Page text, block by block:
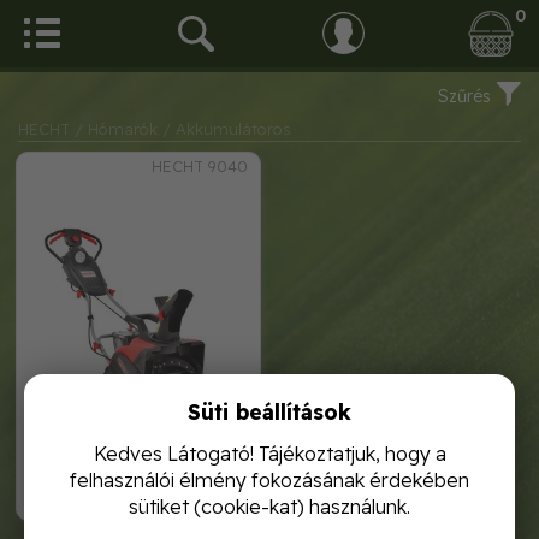
0
Szűrés
HECHT / Hómarók
/ Akkumulátoros
HECHT 9040
119 990,-
hecht 9040 egyfokozatú
akkumulátoros hómaró
Süti beállítások
Kedves Látogató! Tájékoztatjuk, hogy a
felhasználói élmény fokozásának érdekében
sütiket (cookie-kat) használunk.